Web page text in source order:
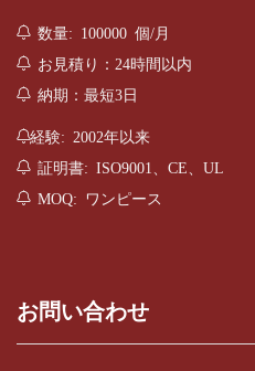
数量: 100000 個/月
お見積り：24時間以内
納期：最短3日
経験: 2002年以来
証明書: ISO9001、CE、UL
MOQ: ワンピース
お問い合わせ